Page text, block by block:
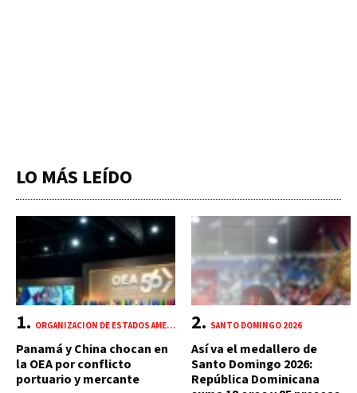
LO MÁS LEÍDO
ORGANIZACIÓN DE ESTADOS AMERICANOS (OEA)
Panamá y China chocan en
la OEA por conflicto
portuario y mercante
SANTO DOMINGO 2026
Así va el medallero de
Santo Domingo 2026:
República Dominicana